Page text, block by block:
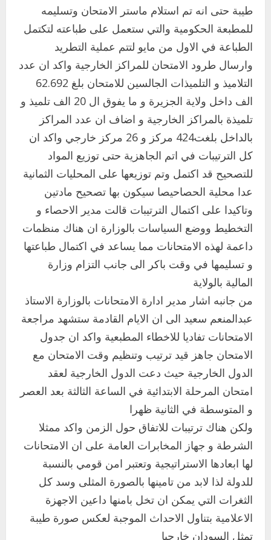
طيبة حتى انه تم استلام ماستر الامتحان وتسليمه
للمطبعة الحكومية والتي ستعمل على طباعته لتكتمل
الطباعة في الاول من مايو لتتم عملية التطريد
وارسال طرود الامتحان للمراكز الخارجية واكد ان عدد
التلاميذ و التلميذات الجالسين للامتحان بلغ 62.692
الف داخل ولاية الجزيرة و ما يفوق ال 20 الف تلميذ و
تلميذة بالمراكز الخارجية و اضاف ان عدد المراكز
بالداخل بلغت424 مركز و 26 مركز خارجي واكد ان
كل الترتيبات في اتم الجاهزية حتى توزيع المواد
للتصحيح قد اكتمل وتم توزيعها على المحليات الثمانية
عدا محلية الحصاحيصا سيكون بها تصحيح مادتين
وتاكيدا على اكتمال الترتيبات قالت مدير الاحصاء و
التخطيط ووضع السياسات بالوزارة ان هناك منظمات
داعمة لهذه الامتحانات مما يساعد في اكتمال طباعتها
و تسليمها في وقت باكر الى جانب التزام وزارة
المالية بالولاية
من جانبه اشار مدير ادارة الامتحانات بالوزارة الاستاذ
عبدالمنعم سعيد الى ان الايام القادمة ستشهد مراجعة
الامتحانات تفاديا للاخطاء المطبعية واكد ان جدول
الامتحان جاهز قيد ترتيب وتنظيم وقت الامتحان مع
الدول الخارجية حيث دعت الدول الخارجية لعقد
امتحان المرحلة الابتدائية في الساعة الثالثة بعد العصر
و المتوسطة في الثانية ظهرا
ولكن هناك ترتيبات للاتفاق حول الزمن واكد ممثلا
الشرطة و جهاز المخابرات العامة على ان الامتحانات
لها ابعادها الاستراتيجية وتعتبر امن قومي بالنسبة
للدولة لذا لابد من تامينها بالصورة المثلى وسد كل
الثغرات التي يمكن ان تخل بامنها داعين الاجهزة
الاعلامية بتناول الاحداث الموجبة لعكس صورة طيبة
تمثل السودان خارجيا
اخر الاخبار
التعليم الخاص بمحلية ودمدني الكبرى
يعلن تخفيض الرسوم الدراسية لهذا العام